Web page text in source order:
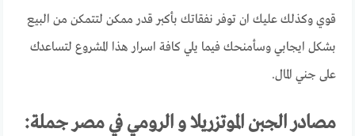
قوي وكذلك عليك ان توفر نفقاتك بأكبر قدر ممكن لتتمكن من البيع
بشكل ايجابي وسأمنحك فيما يلي كافة اسرار هذا المشروع لتساعدك
على جني المال.
مصادر الجبن الموتزريلا و الرومي في مصر جملة: